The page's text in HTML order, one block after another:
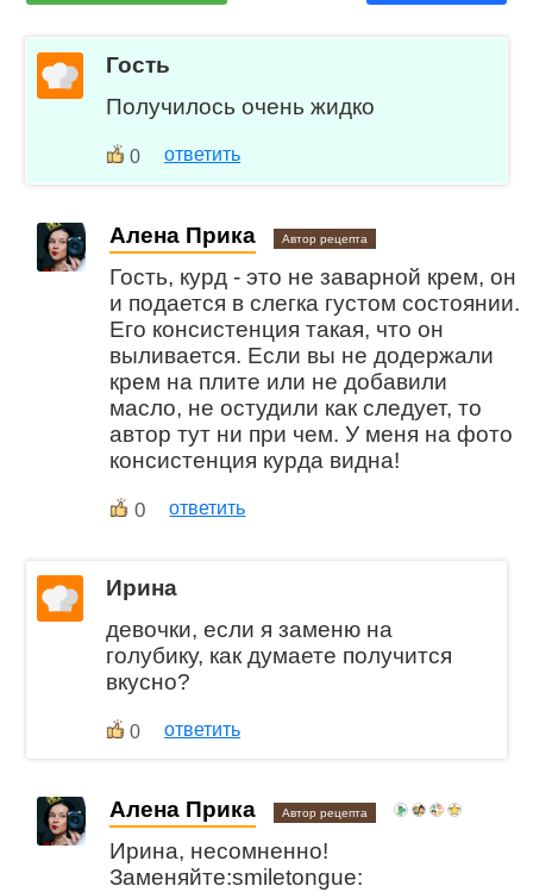
Гость
Получилось очень жидко
0 ответить
Алена Прика Автор рецепта
Гость, курд - это не заварной крем, он
и подается в слегка густом состоянии.
Его консистенция такая, что он
выливается. Если вы не додержали
крем на плите или не добавили
масло, не остудили как следует, то
автор тут ни при чем. У меня на фото
консистенция курда видна!
0 ответить
Ирина
девочки, если я заменю на
голубику, как думаете получится
вкусно?
0 ответить
Алена Прика Автор рецепта
Ирина, несомненно!
Заменяйте:smiletongue: